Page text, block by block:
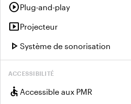
play_circlePlug-and-play
smart_displayProjecteur
play_arrow Système de sonorisation
ACCESSIBILITÉ
accessible Accessible aux PMR